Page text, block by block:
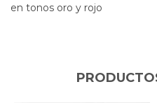
en tonos oro y rojo